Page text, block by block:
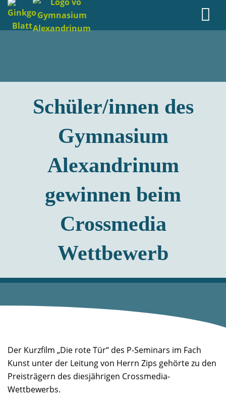
Schüler/innen des
Gymnasium
Alexandrinum
gewinnen beim
Crossmedia
Wettbewerb
Der Kurzfilm „Die rote Tür“ des P-Seminars im Fach
Kunst unter der Leitung von Herrn Zips gehörte zu den
Preisträgern des diesjährigen Crossmedia-
Wettbewerbs.